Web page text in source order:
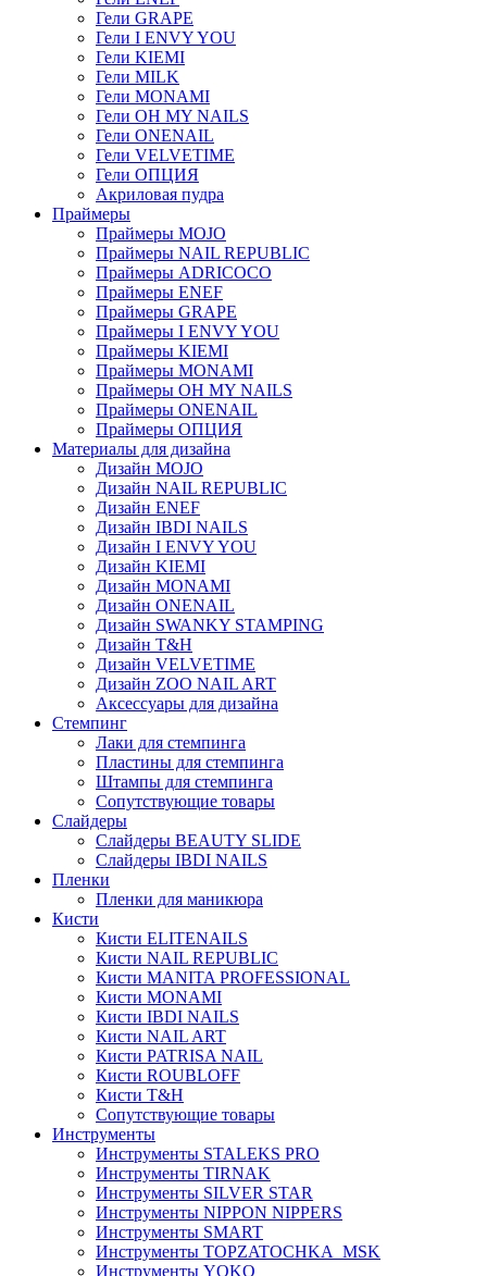
Гели GRAPE
Гели I ENVY YOU
Гели KIEMI
Гели MILK
Гели MONAMI
Гели OH MY NAILS
Гели ONENAIL
Гели VELVETIME
Гели ОПЦИЯ
Акриловая пудра
Праймеры
Праймеры MOJO
Праймеры NAIL REPUBLIC
Праймеры ADRICOCO
Праймеры ENEF
Праймеры GRAPE
Праймеры I ENVY YOU
Праймеры KIEMI
Праймеры MONAMI
Праймеры OH MY NAILS
Праймеры ONENAIL
Праймеры ОПЦИЯ
Материалы для дизайна
Дизайн MOJO
Дизайн NAIL REPUBLIC
Дизайн ENEF
Дизайн IBDI NAILS
Дизайн I ENVY YOU
Дизайн KIEMI
Дизайн MONAMI
Дизайн ONENAIL
Дизайн SWANKY STAMPING
Дизайн T&H
Дизайн VELVETIME
Дизайн ZOO NAIL ART
Аксессуары для дизайна
Стемпинг
Лаки для стемпинга
Пластины для стемпинга
Штампы для стемпинга
Сопутствующие товары
Слайдеры
Слайдеры BEAUTY SLIDE
Слайдеры IBDI NAILS
Пленки
Пленки для маникюра
Кисти
Кисти ELITENAILS
Кисти NAIL REPUBLIC
Кисти MANITA PROFESSIONAL
Кисти MONAMI
Кисти IBDI NAILS
Кисти NAIL ART
Кисти PATRISA NAIL
Кисти ROUBLOFF
Кисти T&H
Сопутствующие товары
Инструменты
Инструменты STALEKS PRO
Инструменты TIRNAK
Инструменты SILVER STAR
Инструменты NIPPON NIPPERS
Инструменты SMART
Инструменты TOPZATOCHKA_MSK
Инструменты YOKO